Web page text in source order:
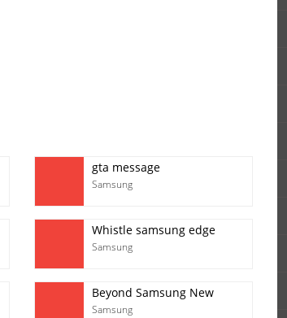
gta message
Samsung
Whistle samsung edge
Samsung
Beyond Samsung New
Samsung